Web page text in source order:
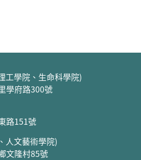
工學院、生命科學院)
學府路300號
路151號
人文藝術學院)
文隆村85號